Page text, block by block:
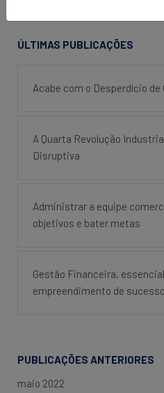
ÚLTIMAS PUBLICAÇÕES
Acabe com o Desperdício de
A Quarta Revolução
Disruptiva
Administrar a equipe
objetivos e bater metas
Gestão Financeira,
empreendimento de sucesso
PUBLICAÇÕES ANTERIORES
maio 2022